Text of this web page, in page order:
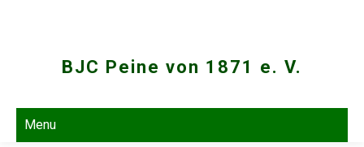
BJC Peine von 1871 e. V.
Menu